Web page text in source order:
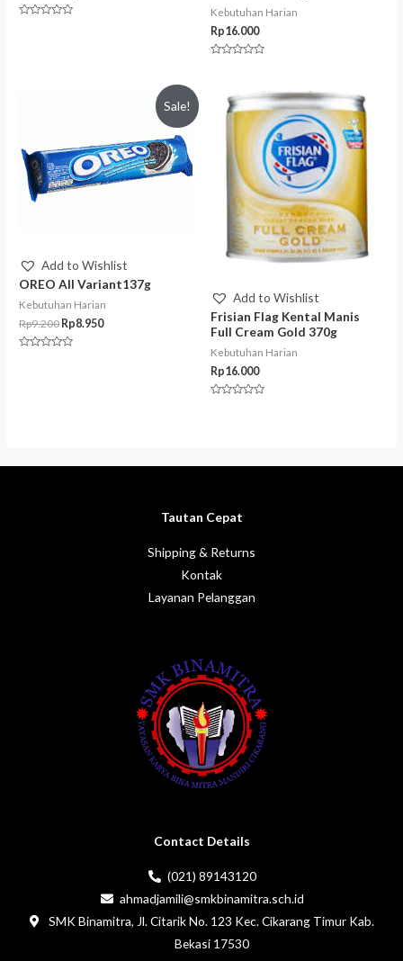
Kebutuhan Harian
Rp16.000
Sale!
Add to Wishlist
OREO All Variant137g
Kebutuhan Harian
Rp9.200 Rp8.950
Add to Wishlist
Frisian Flag Kental Manis
Full Cream Gold 370g
Kebutuhan Harian
Rp16.000
Contact Details
(021) 89143120
ahmadjamili@smkbinamitra.sch.id
SMK Binamitra, Jl. Citarik No. 123 Kec. Cikarang Timur Kab.
Bekasi 17530
Tautan Cepat
Shipping & Returns
Kontak
Layanan Pelanggan